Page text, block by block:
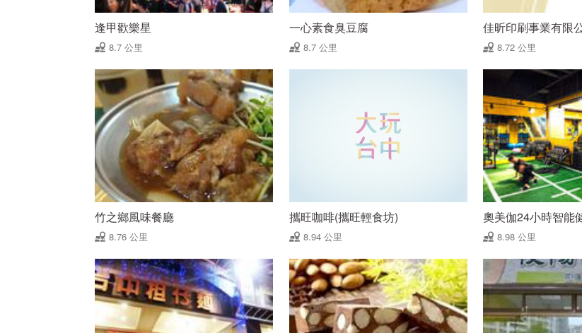
逢甲歡樂星
8.7 公里
一心素食臭豆腐
8.7 公里
佳昕印刷事業有限
8.72 公里
竹之鄉風味餐廳
8.76 公里
攜旺咖啡(攜旺輕食坊)
8.94 公里
奧美伽24小時智能
8.98 公里